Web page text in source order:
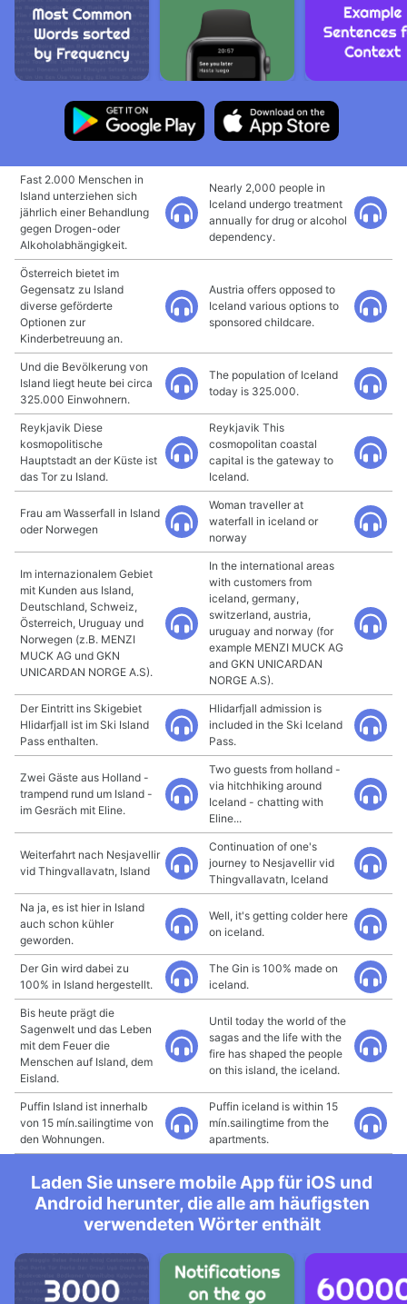
Fast 2.000 Menschen in
Island unterziehen sich
jährlich einer Behandlung
gegen Drogen-oder
Alkoholabhängigkeit.
Nearly 2,000 people in
Iceland undergo treatment
annually for drug or alcohol
dependency.
Österreich bietet im
Gegensatz zu Island
diverse geförderte
Optionen zur
Kinderbetreuung an.
Austria offers opposed to
Iceland various options to
sponsored childcare.
Und die Bevölkerung von
Island liegt heute bei circa
325.000 Einwohnern.
The population of Iceland
today is 325.000.
Reykjavik Diese
kosmopolitische
Hauptstadt an der Küste ist
das Tor zu Island.
Reykjavik This
cosmopolitan coastal
capital is the gateway to
Iceland.
Frau am Wasserfall in Island
oder Norwegen
Woman traveller at
waterfall in iceland or
norway
Im internazionalem Gebiet
mit Kunden aus Island,
Deutschland, Schweiz,
Österreich, Uruguay und
Norwegen (z.B. MENZI
MUCK AG und GKN
UNICARDAN NORGE A.S).
In the international areas
with customers from
iceland, germany,
switzerland, austria,
uruguay and norway (for
example MENZI MUCK AG
and GKN UNICARDAN
NORGE A.S).
Der Eintritt ins Skigebiet
Hlidarfjall ist im Ski Island
Pass enthalten.
Hlidarfjall admission is
included in the Ski Iceland
Pass.
Zwei Gäste aus Holland -
trampend rund um Island -
im Gesräch mit Eline.
Two guests from holland -
via hitchhiking around
Iceland - chatting with
Eline...
Weiterfahrt nach Nesjavellir
vid Thingvallavatn, Island
Continuation of one's
journey to Nesjavellir vid
Thingvallavatn, Iceland
Na ja, es ist hier in Island
auch schon kühler
geworden.
Well, it's getting colder here
on iceland.
Der Gin wird dabei zu
100% in Island hergestellt.
The Gin is 100% made on
iceland.
Bis heute prägt die
Sagenwelt und das Leben
mit dem Feuer die
Menschen auf Island, dem
Eisland.
Until today the world of the
sagas and the life with the
fire has shaped the people
on this island, the iceland.
Puffin Island ist innerhalb
von 15 mín.sailingtime von
den Wohnungen.
Puffin iceland is within 15
mín.sailingtime from the
apartments.
Laden Sie unsere mobile App für iOS und
Android herunter, die alle am häufigsten
verwendeten Wörter enthält